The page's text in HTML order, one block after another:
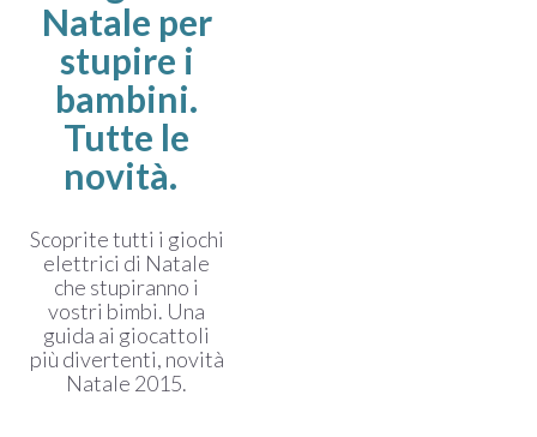
Natale per
stupire i
bambini.
Tutte le
novità.
Scoprite tutti i giochi
elettrici di Natale
che stupiranno i
vostri bimbi. Una
guida ai giocattoli
più divertenti, novità
Natale 2015.